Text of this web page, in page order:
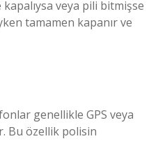
veya pili bitmişse
tamamen kapanır ve
genellikle GPS veya
Bu özellik polisin